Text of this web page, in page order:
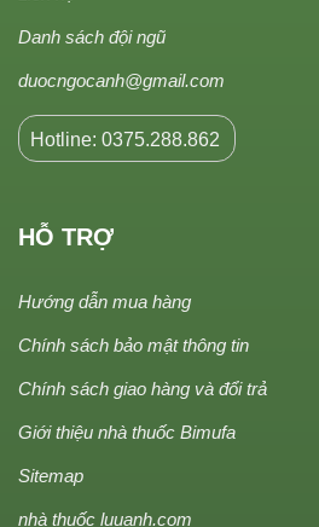
Danh sách đội ngũ
duocngocanh@gmail.com
Hotline: 0375.288.862
HỖ TRỢ
Hướng dẫn mua hàng
Chính sách bảo mật thông tin
Chính sách giao hàng và đổi trả
Giới thiệu nhà thuốc Bimufa
Sitemap
nhà thuốc luuanh.com